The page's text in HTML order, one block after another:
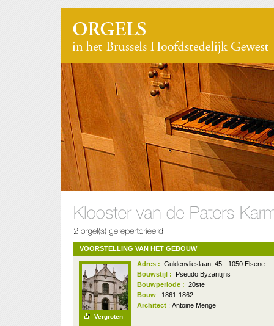
VOORSTELLING VAN HET GEBOUW
Vergroten
Adres : Guldenvlieslaan, 45 - 1050 Elsene
Bouwstijl :
Pseudo Byzantijns
Bouwperiode : 20ste
Bouw : 1861-1862
Architect : Antoine Menge